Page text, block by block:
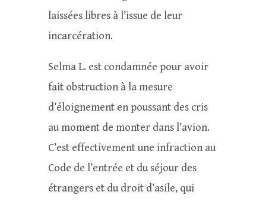
laissées libres à l’issue de leur
incarcération.
Selma L. est condamnée pour avoir
fait obstruction à la mesure
d’éloignement en poussant des cris
au moment de monter dans l’avion.
C’est effectivement une infraction au
Code de l’entrée et du séjour des
étrangers et du droit d’asile, qui